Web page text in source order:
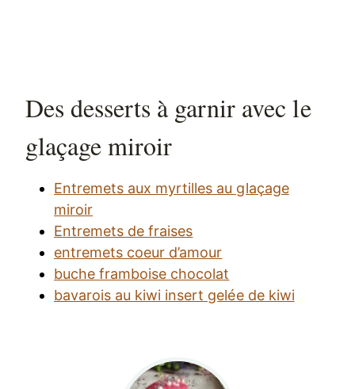
Des desserts à garnir avec le
glaçage miroir
Entremets aux myrtilles au glaçage
miroir
Entremets de fraises
entremets coeur d’amour
buche framboise chocolat
bavarois au kiwi insert gelée de kiwi